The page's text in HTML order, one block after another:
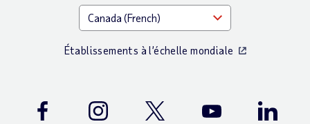
Établissements à l’échelle mondiale
Facebook Instagram Twitter Youtube LinkedIn